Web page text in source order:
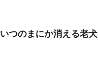
いつのまにか消える老犬